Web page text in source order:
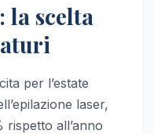
la scelta
per l’estate
laser,
all’anno